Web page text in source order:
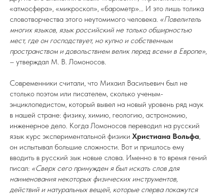
«атмосфера», «микроскоп», «барометр»... И это лишь толика
словотворчества этого неутомимого человека. «Повелитель
многих языков, язык российский не только обширностью
мест, где он господствует, но купно и собственным
пространством и довольствием велик перед всеми в Европе»,
– утверждал М. В. Ломоносов.
Современники считали, что Михаил Васильевич был не
столько поэтом или писателем, сколько ученым-
энциклопедистом, который вывел на новый уровень ряд наук
в нашей стране: физику, химию, геологию, астрономию,
инженерное дело. Когда Ломоносов переводил на русский
язык курс экспериментальной физики Христиана Вольфа,
он испытывал большие сложности. Вот и пришлось ему
вводить в русский зык новые слова. Именно в то время гений
писал: «Сверх сего принужден я был искать слов для
наименования некоторых физических инструментов,
действий и натуральных вещей, которые сперва покажутся